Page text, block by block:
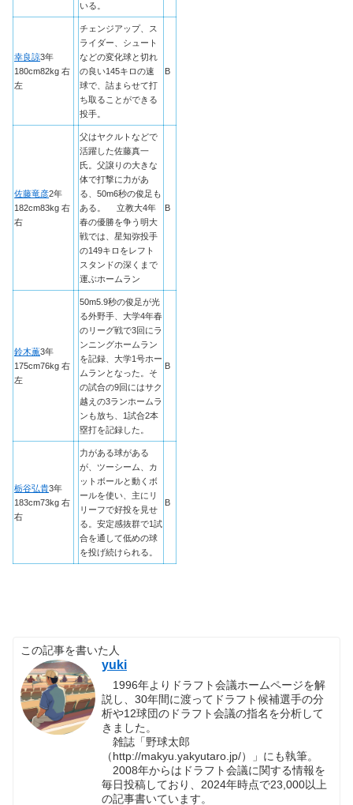
いる。
幸良諒3年
180cm82kg 右
左
チェンジアップ、ス
ライダー、シュート
などの変化球と切れ
の良い145キロの速
球で、詰まらせて打
ち取ることができる
投手。
B
佐藤竜彦2年
182cm83kg 右
右
父はヤクルトなどで
活躍した佐藤真一
氏。父譲りの大きな
体で打撃に力があ
る、50m6秒の俊足も
ある。 立教大4年
春の優勝を争う明大
戦では、星知弥投手
の149キロをレフト
スタンドの深くまで
運ぶホームラン
B
鈴木薫3年
175cm76kg 右
左
50m5.9秒の俊足が光
る外野手、大学4年春
のリーグ戦で3回にラ
ンニングホームラン
を記録、大学1号ホー
ムランとなった。そ
の試合の9回にはサク
越えの3ランホームラ
ンも放ち、1試合2本
塁打を記録した。
B
栃谷弘貴3年
183cm73kg 右
右
力がある球がある
が、ツーシーム、カ
ットボールと動くボ
ールを使い、主にリ
リーフで好投を見せ
る。安定感抜群で1試
合を通して低めの球
を投げ続けられる。
B
この記事を書いた人
yuki
1996年よりドラフト会議ホームページを解
説し、30年間に渡ってドラフト候補選手の分
析や12球団のドラフト会議の指名を分析して
きました。
雑誌「野球太郎
（http://makyu.yakyutaro.jp/）」にも執筆。
2008年からはドラフト会議に関する情報を
毎日投稿しており、2024年時点で23,000以上
の記事書いています。